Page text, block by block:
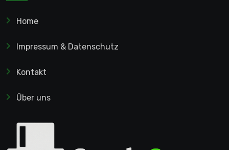
Home
Impressum & Datenschutz
Kontakt
Über uns